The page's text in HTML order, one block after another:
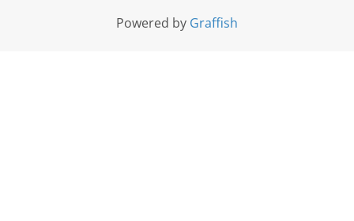
Powered by Graffish